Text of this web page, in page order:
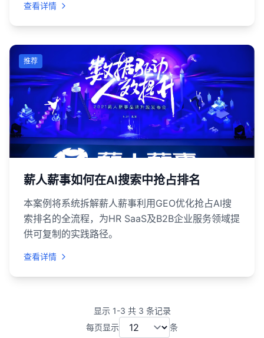
群”精准获客，实现加盟咨询量月均增长85%、获客
成本下降32%的显著成效。
查看详情
推荐
薪人薪事如何在AI搜索中抢占排名
本案例将系统拆解薪人薪事利用GEO优化抢占AI搜
索排名的全流程，为HR SaaS及B2B企业服务领域提
供可复制的实践路径。
查看详情
显示 1-3 共 3 条记录
每页显示
条